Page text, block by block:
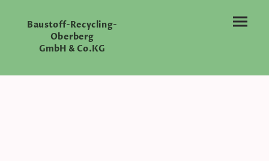
Baustoff-Recycling-
Oberberg
GmbH & Co.KG